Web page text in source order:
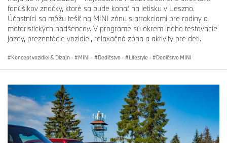
fanúšikov značky, ktoré sa bude konať na letisku v Leszno.
Účastníci sa môžu tešiť na MINI zónu s atrakciami pre rodiny a
motoristických nadšencov. V programe sú okrem iného testovacie
jazdy, prezentácie vozidiel, relaxačná zóna a aktivity pre deti.
Koncept vozidiel & Dizajn · MINI · Dedičstvo · Lifestyle · Dedičstvo MINI